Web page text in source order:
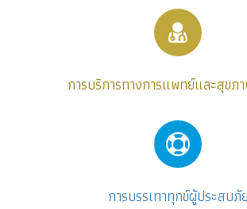
การบริการทางการแพทย์และสุขภ
การบรรเทาทุกข์ผู้ประสบภัย